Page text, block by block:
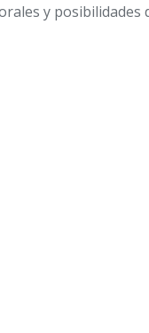
y posibilidades